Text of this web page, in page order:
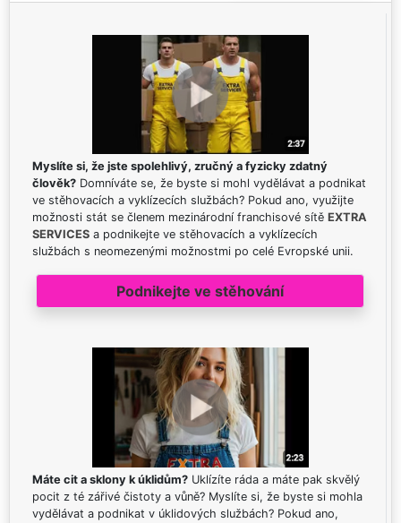
Myslíte si, že jste spolehlivý, zručný a fyzicky zdatný
člověk? Domníváte se, že byste si mohl vydělávat a podnikat
ve stěhovacích a vyklízecích službách? Pokud ano, využijte
možnosti stát se členem mezinárodní franchisové sítě EXTRA
SERVICES a podnikejte ve stěhovacích a vyklízecích
službách s neomezenými možnostmi po celé Evropské unii.
Podnikejte ve stěhování
Máte cit a sklony k úklidům? Uklízíte ráda a máte pak skvělý
pocit z té zářivé čistoty a vůně? Myslíte si, že byste si mohla
vydělávat a podnikat v úklidových službách? Pokud ano,